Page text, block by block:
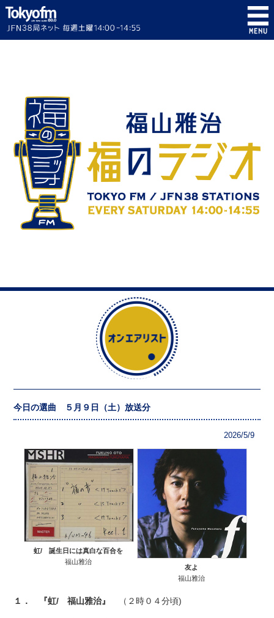
今日の選曲 ５月９日（土）放送分
2026/5/9
虹/ 誕生日には真白な百合を
福山雅治
友よ
福山雅治
１． 『虹/ 福山雅治』 （２時０４分頃)